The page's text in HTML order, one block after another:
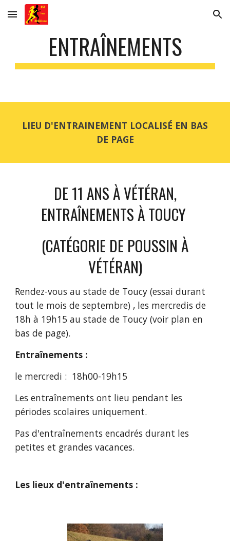
Skip to main content Skip to navigation
ENTRAÎNEMENTS
LIEU D'ENTRAINEMENT LOCALISÉ EN BAS
DE PAGE
DE 11 ANS À VÉTÉRAN,
ENTRAÎNEMENTS À TOUCY
(CATÉGORIE DE POUSSIN À
VÉTÉRAN)
Rendez-vous au stade de Toucy (essai durant
tout le mois de septembre) , les mercredis de
18h à 19h15 au stade de Toucy (voir plan en
bas de page).
Entraînements :
le mercredi : 18h00-19h15
Les entraînements ont lieu pendant les
périodes scolaires uniquement.
Pas d'entraînements encadrés durant les
petites et grandes vacances.
Les lieux d'entraînements :